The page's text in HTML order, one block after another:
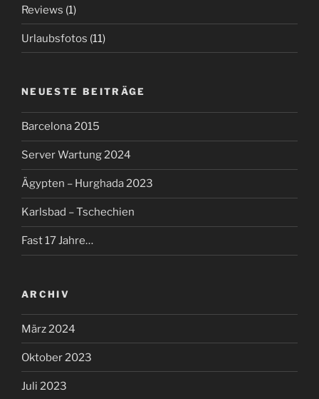
Reviews (1)
Urlaubsfotos (11)
NEUESTE BEITRÄGE
Barcelona 2015
Server Wartung 2024
Ägypten – Hurghada 2023
Karlsbad – Tschechien
Fast 17 Jahre…
ARCHIV
März 2024
Oktober 2023
Juli 2023